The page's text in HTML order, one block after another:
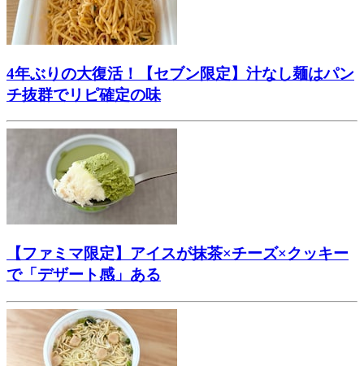
4年ぶりの大復活！【セブン限定】汁なし麺はパン
チ抜群でリピ確定の味
【ファミマ限定】アイスが抹茶×チーズ×クッキー
で「デザート感」ある